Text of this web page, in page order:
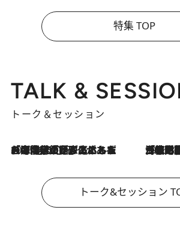
特集 TOP
TALK &
トーク＆セッション
2026.8.3
「今後値上げがあるとすれば…」「リスクがあるのは今年の冬」エネルギー専門家が語る、ホルムズ海峡封鎖が家庭にもたらす“ある心配” 「住宅建てられない…」「サーチャージ料の高値が続いている」ホルムズ
トーク&セッション